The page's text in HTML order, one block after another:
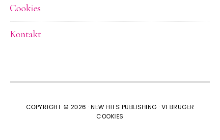
Cookies
Kontakt
COPYRIGHT © 2026 · NEW HITS PUBLISHING · VI BRUGER
COOKIES